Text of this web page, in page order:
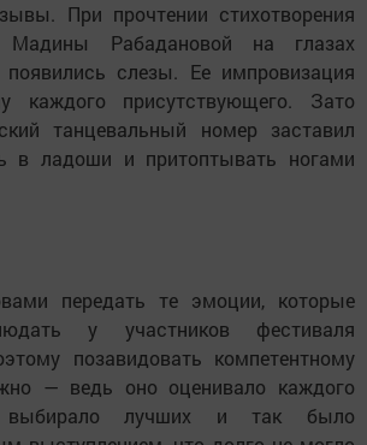
При прочтении стихотворения
Мадины Рабадановой на глазах
слезы. Ее импровизация
каждого присутствующего. Зато
танцевальный номер заставил
в ладоши и притоптывать ногами
передать те эмоции, которые
у участников фестиваля
позавидовать компетентному
— ведь оно оценивало каждого
выбирало лучших и так было